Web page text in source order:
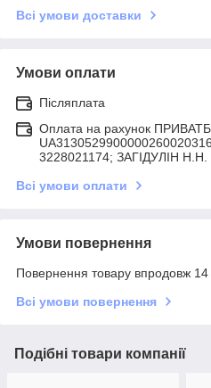
Всі умови доставки
Умови оплати
Післяплата
Оплата на рахунок
3228021174; ЗАГIДУЛIН
Всі умови оплати
Умови повернення
Повернення товару впродовж 14
Всі умови повернення
Подібні товари компанії